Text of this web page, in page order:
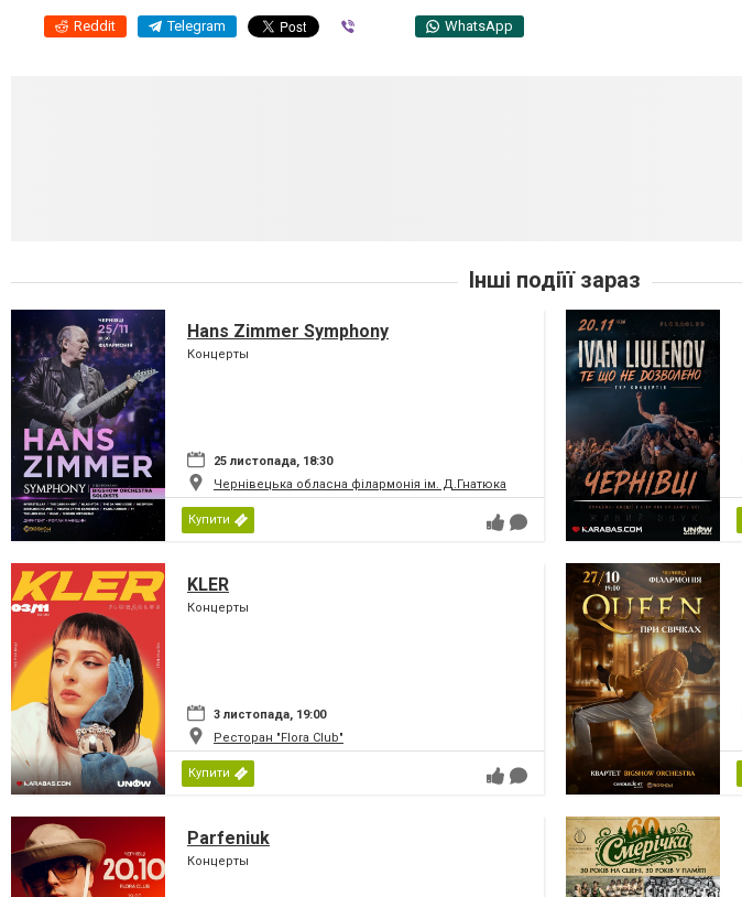
Reddit Telegram WhatsApp
Інші подіїї зараз
Hans Zimmer Symphony
Концерты
25 листопада, 18:30
Чернівецька обласна філармонія ім. Д.Гнатюка
Купити
KLER
Концерты
3 листопада, 19:00
Ресторан "Flora Club"
Купити
Parfeniuk
Концерты